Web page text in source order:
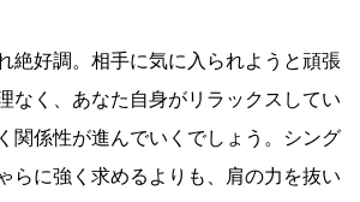
絶好調。相手に気に入られようと頑張
なく、あなた自身がリラックスしてい
関係性が進んでいくでしょう。シング
らに強く求めるよりも、肩の力を抜い